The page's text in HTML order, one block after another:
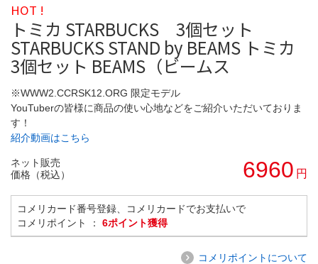
HOT !
トミカ STARBUCKS 3個セット
STARBUCKS STAND by BEAMS トミカ
3個セット BEAMS（ビームス
※WWW2.CCRSK12.ORG 限定モデル
YouTuberの皆様に商品の使い心地などをご紹介いただいておりま
す！
紹介動画はこちら
ネット販売
価格（税込）
6960 円
コメリカード番号登録、コメリカードでお支払いで
コメリポイント ： 6ポイント獲得
コメリポイントについて